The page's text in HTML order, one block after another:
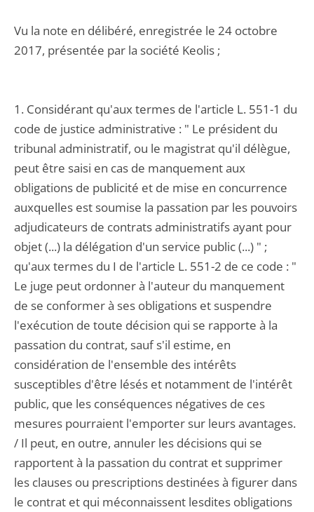
Vu la note en délibéré, enregistrée le 24 octobre
2017, présentée par la société Keolis ;
1. Considérant qu'aux termes de l'article L. 551-1 du
code de justice administrative : " Le président du
tribunal administratif, ou le magistrat qu'il délègue,
peut être saisi en cas de manquement aux
obligations de publicité et de mise en concurrence
auxquelles est soumise la passation par les pouvoirs
adjudicateurs de contrats administratifs ayant pour
objet (...) la délégation d'un service public (...) " ;
qu'aux termes du I de l'article L. 551-2 de ce code : "
Le juge peut ordonner à l'auteur du manquement
de se conformer à ses obligations et suspendre
l'exécution de toute décision qui se rapporte à la
passation du contrat, sauf s'il estime, en
considération de l'ensemble des intérêts
susceptibles d'être lésés et notamment de l'intérêt
public, que les conséquences négatives de ces
mesures pourraient l'emporter sur leurs avantages.
/ Il peut, en outre, annuler les décisions qui se
rapportent à la passation du contrat et supprimer
les clauses ou prescriptions destinées à figurer dans
le contrat et qui méconnaissent lesdites obligations